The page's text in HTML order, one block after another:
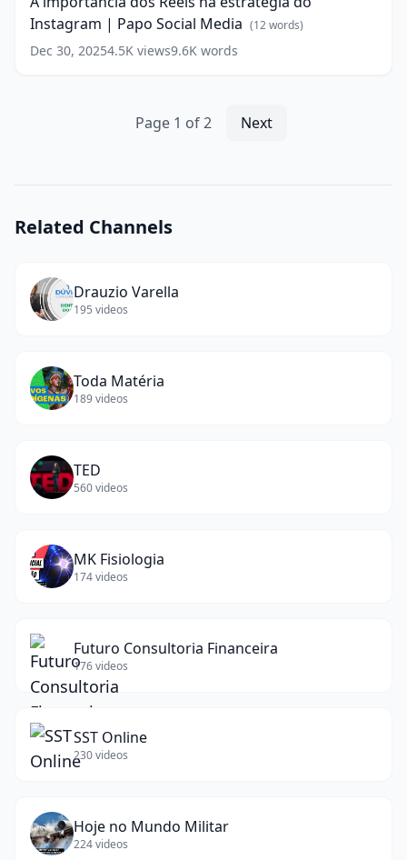
na
estratégia
do
Instagram
Instagram | Papo Social Media (12words)
Dec 30, 20254.5K views9.6K words
Page 1 of2 Next
Related Channels
Drauzio Varella
195 videos
Toda Matéria
189videos
TED
560videos
MK Fisiologia
174videos
Futuro Consultoria Financeira
176videos
SST Online
230videos
Hoje no Mundo Militar
224videos